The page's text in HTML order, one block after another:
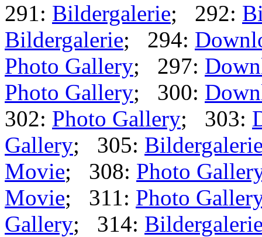
291: Bildergalerie; 292:
Bildergalerie; 294:
Photo Gallery; 297:
Photo Gallery; 300:
302: Photo Gallery; 303:
Gallery; 305:
Movie; 308: Photo
Movie; 311: Photo
Gallery; 314: